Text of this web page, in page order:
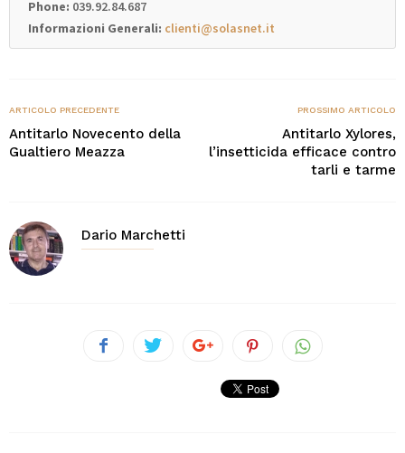
Phone: 039.92.84.687
Informazioni Generali: clienti@solasnet.it
ARTICOLO PRECEDENTE
Antitarlo Novecento della
Gualtiero Meazza
PROSSIMO ARTICOLO
Antitarlo Xylores,
l’insetticida efficace contro
tarli e tarme
Dario Marchetti